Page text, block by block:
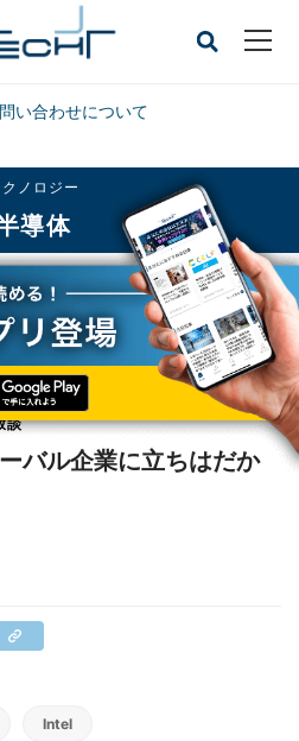
い合わせについて
CLOSE
ノロジー
導体
ちはだかる中国
談
バル企業に立ちはだか
Intel